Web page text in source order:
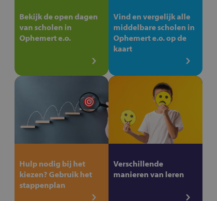
Bekijk de open dagen
van scholen in
Ophemert e.o.
Vind en vergelijk alle
middelbare scholen in
Ophemert e.o. op de
kaart
Hulp nodig bij het
kiezen? Gebruik het
stappenplan
Verschillende
manieren van leren